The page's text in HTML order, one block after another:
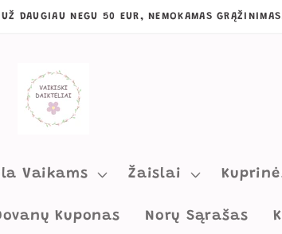
DAUGIAU NEGU 50 EUR, NEMOKAMAS
Vaikams Žaislai
Kuponas Norų Sąrašas